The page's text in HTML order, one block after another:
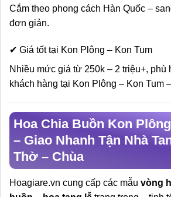
Cắm theo phong cách Hàn Quốc –
đơn giản.
✔ Giá tốt tại Kon Plông – Kon Tum
Nhiều mức giá từ 250k – 2 triệu+, phù
khách hàng tại Kon Plông – Kon Tum
Hoa Chia Buồn Kon
– Giao Nhanh Tận Nhà
Thờ – Chùa
Hoagiare.vn cung cấp các mẫu vòng